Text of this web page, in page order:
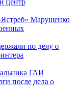
центр
Марущенко
по делу о
ГАИ
после дела о